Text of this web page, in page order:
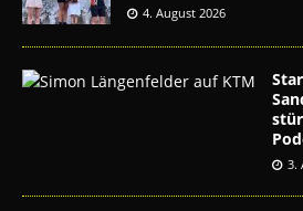
4. August 2026
3.